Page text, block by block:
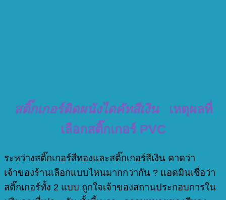
สติ๊กเกอร์ติดผนังไดคัทสีเงิน เหตุผลที่
เลือกสติ๊กเกอร์ PVC
ระหว่างสติ๊กเกอร์สีทองและสติ๊กเกอร์สีเงิน คาดว่า
เจ้าของร้านเลือกแบบไหนมากกว่ากัน ? แอดมินเชื่อว่า
สติ๊กเกอร์ทั้ง 2 แบบ ถูกใจเจ้าของสถานประกอบการใน